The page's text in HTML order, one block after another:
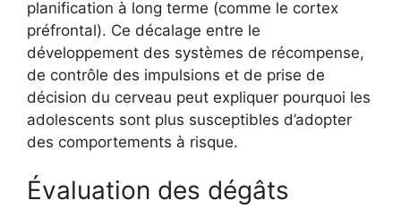
planification à long terme (comme le cortex
préfrontal). Ce décalage entre le
développement des systèmes de récompense,
de contrôle des impulsions et de prise de
décision du cerveau peut expliquer pourquoi les
adolescents sont plus susceptibles d’adopter
des comportements à risque.
Évaluation des dégâts